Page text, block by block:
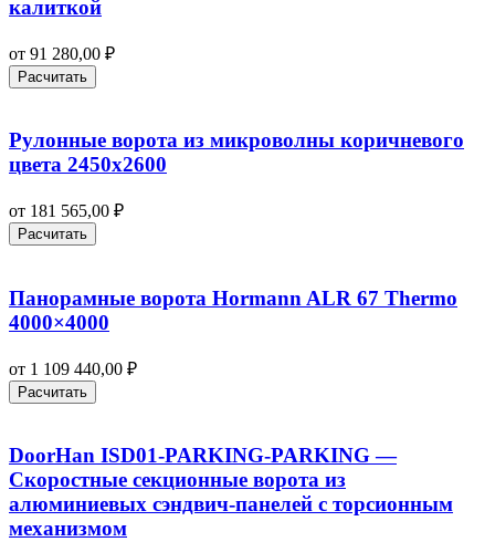
калиткой
от 91 280,00 ₽
Расчитать
Рулонные ворота из микроволны коричневого
цвета 2450х2600
от 181 565,00 ₽
Расчитать
Панорамные ворота Hormann ALR 67 Thermo
4000×4000
от 1 109 440,00 ₽
Расчитать
DoorHan ISD01-PARKING-PARKING —
Скоростные секционные ворота из
алюминиевых сэндвич-панелей с торсионным
механизмом